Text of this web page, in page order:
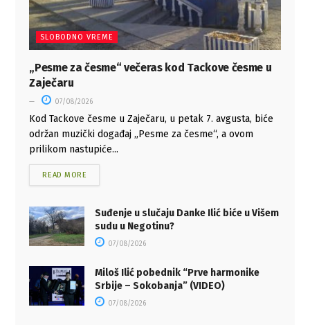
SLOBODNO VREME
„Pesme za česme“ večeras kod Tackove česme u
Zaječaru
07/08/2026
Kod Tackove česme u Zaječaru, u petak 7. avgusta, biće
održan muzički događaj „Pesme za česme“, a ovom
prilikom nastupiće...
READ MORE
Suđenje u slučaju Danke Ilić biće u Višem
sudu u Negotinu?
07/08/2026
Miloš Ilić pobednik “Prve harmonike
Srbije – Sokobanja” (VIDEO)
07/08/2026